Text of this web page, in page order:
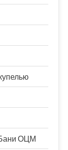
Бани ОЦМ